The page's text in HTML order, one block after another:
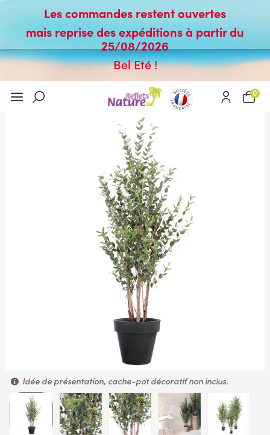
Les commandes restent ouvertes
mais reprise des expéditions à partir du
25/08/2026
Bel Eté !
0
Idée de présentation, cache-pot décoratif non inclus.